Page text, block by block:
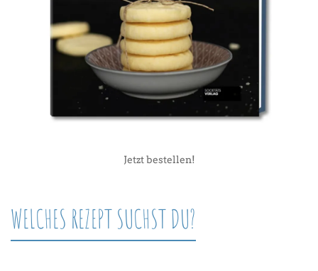
Jetzt bestellen!
WELCHES REZEPT SUCHST DU?